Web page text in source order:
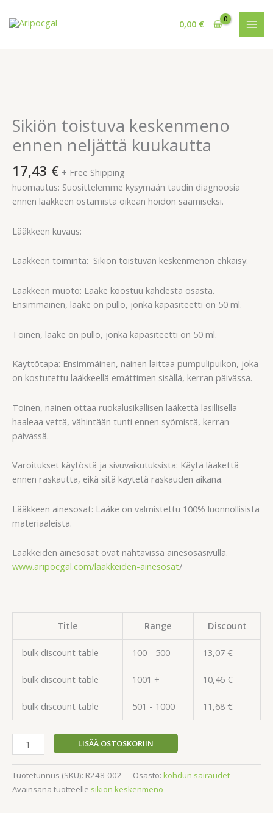
sisältöön
0,00 €
Sikiön toistuva keskenmeno
ennen neljättä kuukautta
17,43 € + Free Shipping
huomautus: Suosittelemme kysymään taudin diagnoosia
ennen lääkkeen ostamista oikean hoidon saamiseksi.
Lääkkeen kuvaus:
Lääkkeen toiminta: Sikiön toistuvan keskenmenon ehkäisy.
Lääkkeen muoto: Lääke koostuu kahdesta osasta.
Ensimmäinen, lääke on pullo, jonka kapasiteetti on 50 ml.
Toinen, lääke on pullo, jonka kapasiteetti on 50 ml.
Käyttötapa: Ensimmäinen, nainen laittaa pumpulipuikon, joka
on kostutettu lääkkeellä emättimen sisällä, kerran päivässä.
Toinen, nainen ottaa ruokalusikallisen lääkettä lasillisella
haaleaa vettä, vähintään tunti ennen syömistä, kerran
päivässä.
Varoitukset käytöstä ja sivuvaikutuksista: Käytä lääkettä
ennen raskautta, eikä sitä käytetä raskauden aikana.
Lääkkeen ainesosat: Lääke on valmistettu 100% luonnollisista
materiaaleista.
Lääkkeiden ainesosat ovat nähtävissä ainesosasivulla.
www.aripocgal.com/laakkeiden-ainesosat/
Title Range Discount
bulk discount table 100 - 500 13,07 €
bulk discount table 1001 + 10,46 €
bulk discount table 501 - 1000 11,68 €
keskenmeno
ennen
neljättä
määrä
LISÄÄ OSTOSKORIIN
Tuotetunnus (SKU): R248-002 Osasto: kohdun sairaudet
Avainsana tuotteelle sikiön keskenmeno